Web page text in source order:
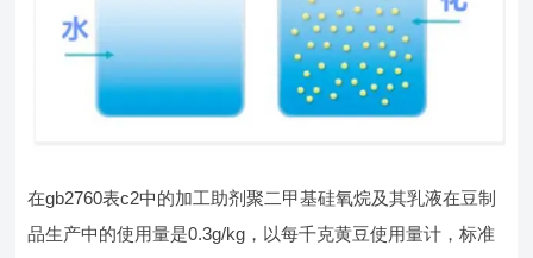
在gb2760表c2中的加工助剂聚二甲基硅氧烷及其乳液在豆制
品生产中的使用量是0.3g/kg，以每千克黄豆使用量计，标准